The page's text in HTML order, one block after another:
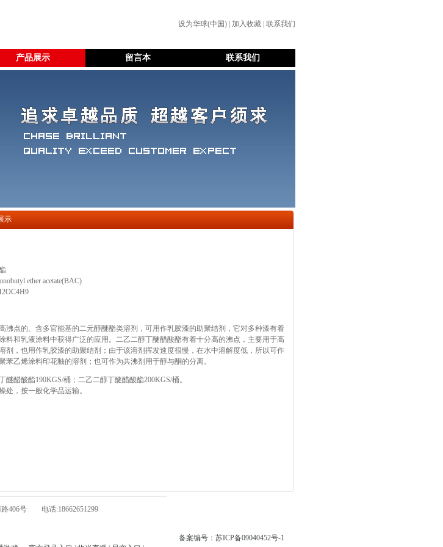
设为华球(中国) | 加入收藏 | 联系我们
产品展示 留言本 联系我们
示
ether acetate(BAC)
沸点的、含多官能基的二元醇醚酯类溶剂，可用作乳胶漆的助聚结剂，它对多种漆有着
料和乳液涂料中获得广泛的应用。二乙二醇丁醚醋酸酯有着十分高的沸点，主要用于高
剂，也用作乳胶漆的助聚结剂；由于该溶剂挥发速度很慢，在水中溶解度低，所以可作
苯乙烯涂料印花釉的溶剂；也可作为共沸剂用于醇与酮的分离。
醚醋酸酯190KGS/桶；二乙二醇丁醚醋酸酯200KGS/桶。
处，按一般化学品运输。
路406号 电话:18662651299
备案编号：苏ICP备09040452号-1